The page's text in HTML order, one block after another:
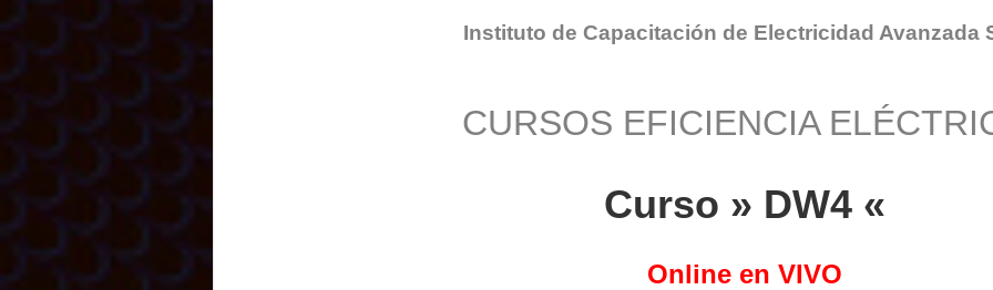
Instituto de Capacitación de Electricidad Avanzada
CURSOS EFICIENCIA
Curso » DW4 «
Online en VIVO